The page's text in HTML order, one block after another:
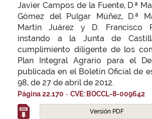
Javier Campos de la Fuente, D.ª
Gómez del Pulgar Múñez, D.ª
Martín Juárez y D. Francisco
instando a la Junta de
cumplimiento diligente de los
Plan Integral Agrario para el
publicada en el Boletín Oficial de
98, de 27 de abril de 2012.
Página 22.170 - CVE: BOCCL-8-009642
Versión PDF